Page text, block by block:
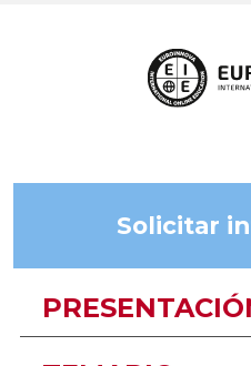
Solicitar